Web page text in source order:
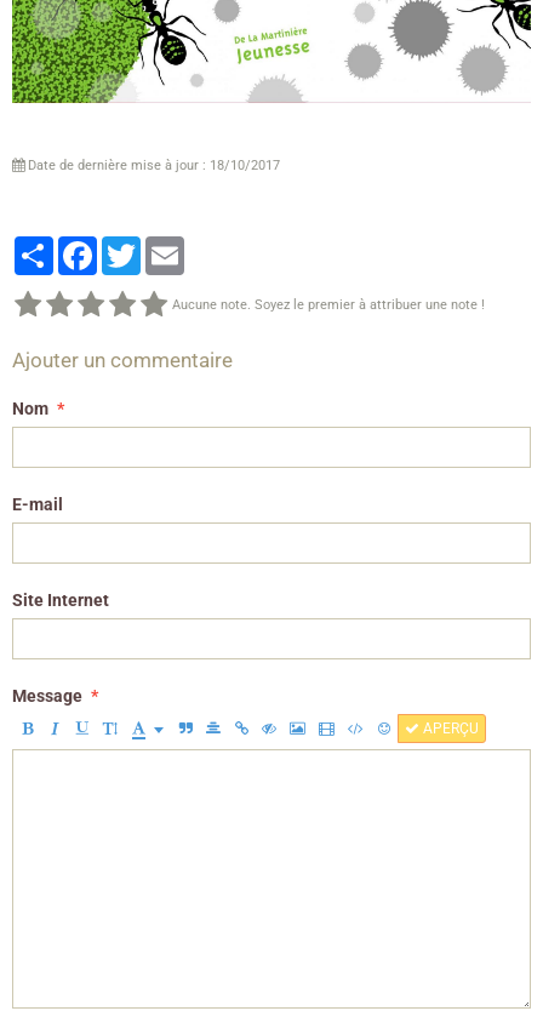
Date de dernière mise à jour : 18/10/2017
PartagerFacebook
Twitter
Aucune note. Soyez le premier à attribuer une note !
Ajouter un commentaire
Nom
E-mail
Site Internet
Message
APERÇU